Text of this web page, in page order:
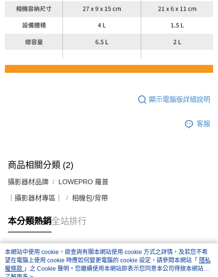
顯示電腦版詳細說明
客服
商品相關分類 (2)
攝影器材品牌 LOWEPRO 羅普
｜攝影器材專區｜ 相機包/背帶
本分類熱銷全站排行
熱門標籤
本網站中使用 cookie，欲查詢有關本網站使用 cookie 方式之詳情，及若您不希
望在電腦上使用 cookie 時應如何變更電腦的 cookie 設定，請參閱本網站「 隱私
權條款 」之 Cookie 聲明。您繼續使用本網站即表示您同意本公司得按本網站使